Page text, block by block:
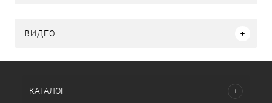
ВИДЕО
КАТАЛОГ